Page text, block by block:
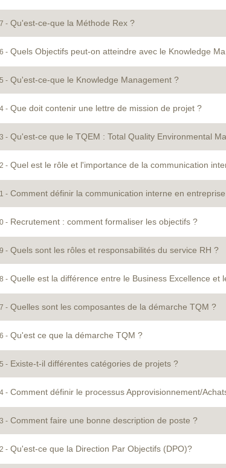
- Qu'est-ce-que la Méthode Rex ?
- Quels Objectifs peut-on atteindre avec le Knowledge
- Qu'est-ce-que le Knowledge Management ?
- Que doit contenir une lettre de mission de projet ?
- Qu'est-ce que le TQEM : Total Quality Environmental
- Quel est le rôle et l'importance de la communication
- Comment définir la communication interne en
- Recrutement : comment formaliser les objectifs ?
- Quels sont les rôles et responsabilités du service RH ?
- Quelle est la différence entre le Business Excellence et
- Quelles sont les composantes de la démarche TQM ?
- Qu'est ce que la démarche TQM ?
- Existe-t-il différentes catégories de projets ?
- Comment définir le processus Approvisionnement/
- Comment faire une bonne description de poste ?
- Qu'est-ce que la Direction Par Objectifs (DPO)?